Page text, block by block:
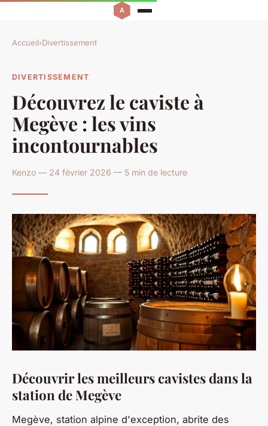
Accueil›Divertissement
DIVERTISSEMENT
Découvrez le caviste à
Megève : les vins
incontournables
Kenzo — 24 février 2026 — 5 min de lecture
Découvrir les meilleurs cavistes dans la
station de Megève
Megève, station alpine d'exception, abrite des